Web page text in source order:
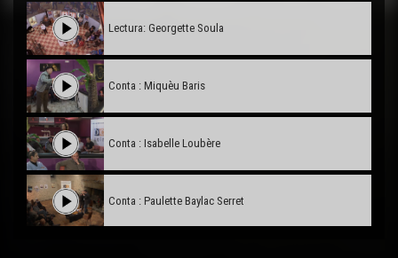
Lectura: Georgette Soula
Conta : Miquèu Baris
Conta : Isabelle Loubère
Conta : Paulette Baylac Serret